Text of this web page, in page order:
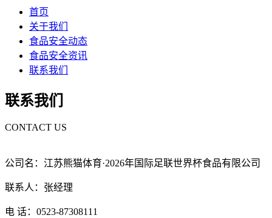
首页
关于我们
食品安全动态
食品安全资讯
联系我们
联系我们
CONTACT US
公司名：江苏熊猫体育·2026年国际足联世界杯食品有限公司
联系人：张经理
电 话：0523-87308111